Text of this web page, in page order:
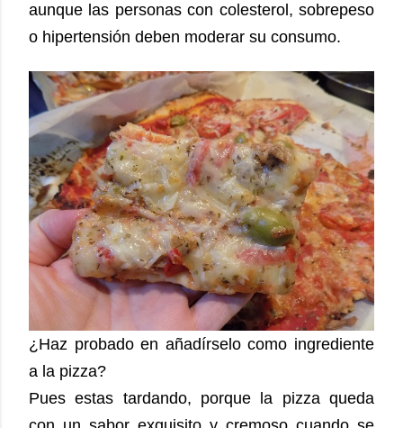
aunque las personas con colesterol, sobrepeso
o hipertensión deben moderar su consumo.
¿Haz probado en añadírselo como ingrediente
a la pizza?
Pues estas tardando, porque la pizza queda